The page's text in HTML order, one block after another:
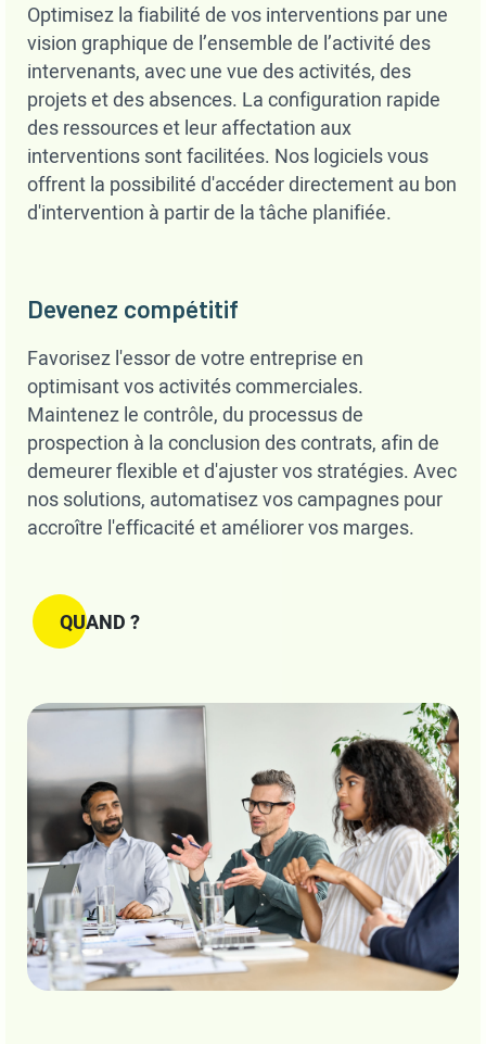
Optimisez la fiabilité de vos interventions par une
vision graphique de l’ensemble de l’activité des
intervenants, avec une vue des activités, des
projets et des absences. La configuration rapide
des ressources et leur affectation aux
interventions sont facilitées. Nos logiciels vous
offrent la possibilité d'accéder directement au bon
d'intervention à partir de la tâche planifiée.
Devenez compétitif
Favorisez l'essor de votre entreprise en
optimisant vos activités commerciales.
Maintenez le contrôle, du processus de
prospection à la conclusion des contrats, afin de
demeurer flexible et d'ajuster vos stratégies. Avec
nos solutions, automatisez vos campagnes pour
accroître l'efficacité et améliorer vos marges.
QUAND ?